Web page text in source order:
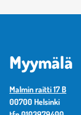
Myymälä
Malmin raitti 17 B
00700 Helsinki